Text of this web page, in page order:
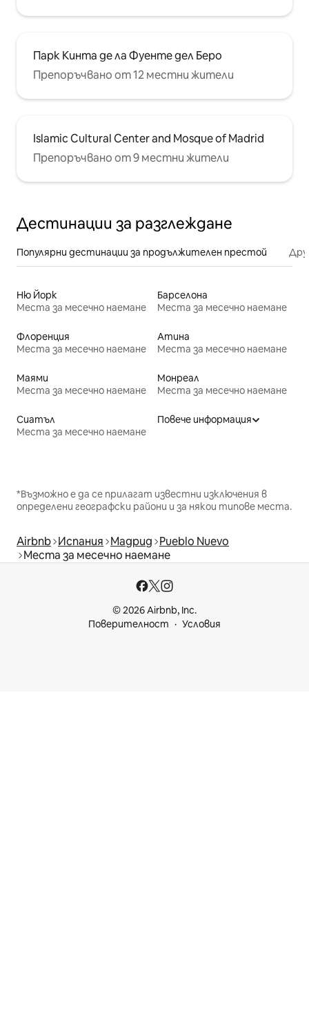
Парк Кинта де ла Фуенте дел Беро
Препоръчвано от 12 местни жители
Islamic Cultural Center and Mosque of Madrid
Препоръчвано от 9 местни жители
Дестинации за разглеждане
Популярни дестинации за продължителен престой
Ню Йорк
Места за месечно наемане
Барселона
Места за месечно наемане
Флоренция
Места за месечно наемане
Атина
Места за месечно наемане
Маями
Места за месечно наемане
Монреал
Места за месечно наемане
Сиатъл
Места за месечно наемане
Повече информация
*Възможно е да се прилагат известни изключения в
определени географски райони и за някои типове места.
Airbnb Испания Мадрид Pueblo Nuevo
Места за месечно наемане
© 2026 Airbnb, Inc.
Поверителност
Условия